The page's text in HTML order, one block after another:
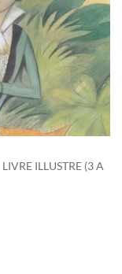
LIVRE ILLUSTRE (3 A